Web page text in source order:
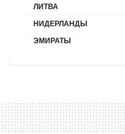
ЛИТВА
НИДЕРЛАНДЫ
ЭМИРАТЫ